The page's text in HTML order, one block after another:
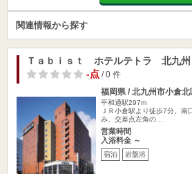
関連情報から探す
Ｔａｂｉｓｔ ホテルテトラ 北九州
-点 / 0 件
福岡県 / 北九州市小倉北
平和通駅297m
ＪＲ小倉駅より徒歩7分。
み、交差点左角の…
営業時間
入浴料金 ～
宿泊 岩盤浴